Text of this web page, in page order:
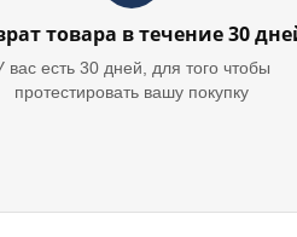
товара в течение 30
вас есть 30 дней, для того чтобы
протестировать вашу покупку